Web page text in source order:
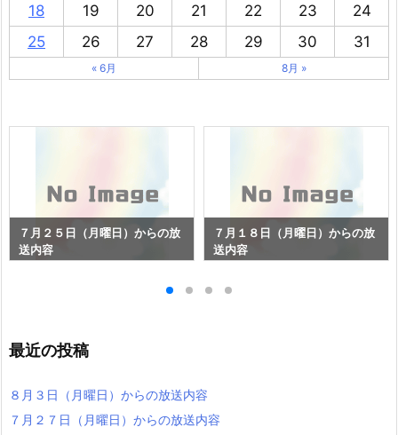
18
19 20 21 22 23
24
25
26 27 28 29 30 31
« 6月 8月 »
７月２５日（月曜日）からの放
送内容
７月１８日（月曜日）からの放
送内容
最近の投稿
８月３日（月曜日）からの放送内容
７月２７日（月曜日）からの放送内容